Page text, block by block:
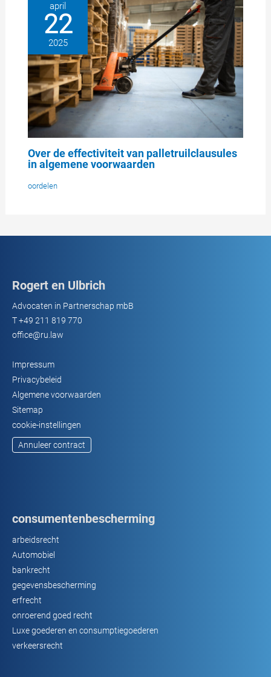
april
22
2025
Over de effectiviteit van palletruilclausules
in algemene voorwaarden
oordelen
Rogert en Ulbrich
Advocaten in Partnerschap mbB
T+49 211 819 770
office@ru.law
Impressum
Privacybeleid
Algemene voorwaarden
Sitemap
cookie-instellingen
Annuleer contract
consumentenbescherming
arbeidsrecht
Automobiel
bankrecht
gegevensbescherming
erfrecht
onroerend goed recht
Luxe goederen en consumptiegoederen
verkeersrecht